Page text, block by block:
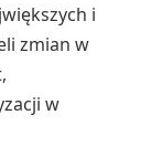
i
zmian w
w